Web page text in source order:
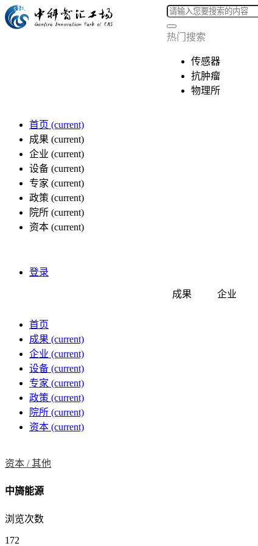
热门搜索
传感器
抗肿瘤
物理所
首页 (current)
成果 (current)
企业 (current)
设备 (current)
专家 (current)
政策 (current)
院所 (current)
资本 (current)
登录
成果 企业
首页
成果 (current)
企业 (current)
设备 (current)
专家 (current)
政策 (current)
院所 (current)
资本 (current)
资本 /其他
中旖能源
浏览次数
172